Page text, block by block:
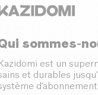
sommes-
Kazidomi est un
et durables
d’abonnement